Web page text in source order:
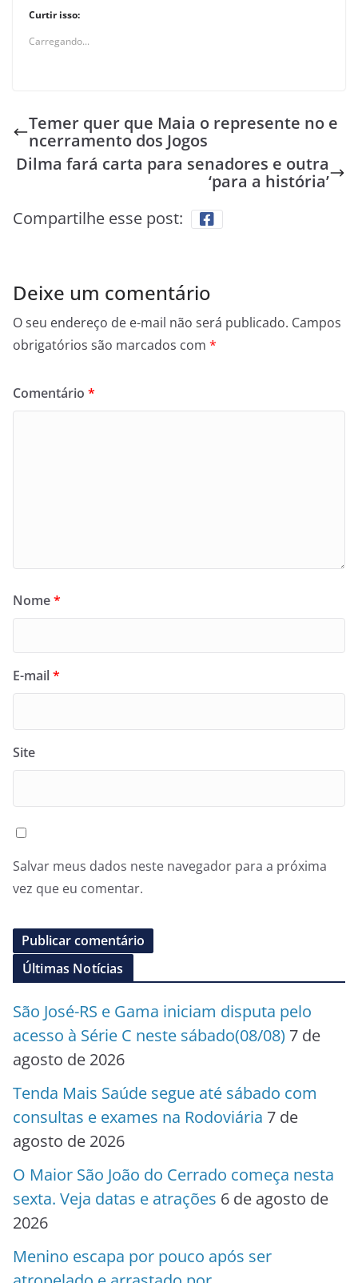
Curtir isso:
Carregando...
Temer quer que Maia o represente no e
ncerramento dos Jogos
Dilma fará carta para senadores e outra
‘para a história’
Compartilhe esse post:
Deixe um comentário
O seu endereço de e-mail não será publicado. Campos
obrigatórios são marcados com *
Comentário *
Nome*
E-mail*
Site
Salvar meus dados neste navegador para a próxima
vez que eu comentar.
Últimas Notícias
São José-RS e Gama iniciam disputa pelo
acesso à Série C neste sábado(08/08) 7 de
agosto de 2026
Tenda Mais Saúde segue até sábado com
consultas e exames na Rodoviária 7 de
agosto de 2026
O Maior São João do Cerrado começa nesta
sexta. Veja datas e atrações 6 de agosto de
2026
Menino escapa por pouco após ser